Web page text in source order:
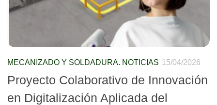
MECANIZADO Y SOLDADURA. NOTICIAS 15/04/2026
Proyecto Colaborativo de Innovación
en Digitalización Aplicada del